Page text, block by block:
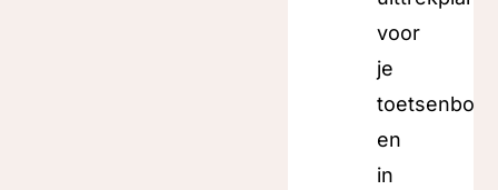
voor
je
toetsenbord
en
in